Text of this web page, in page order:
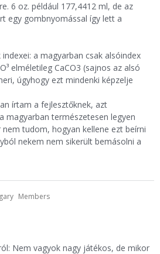
6 oz. például 177,4412 ml, de az
egy gombnyomással így lett a
a magyarban csak alsóindex
elméletileg CaCO3 (sajnos az alsó
úgyhogy ezt mindenki képzelje
írtam a fejlesztőknek, azt
magyarban természetesen legyen
tudom, hogyan kellene ezt beírni
nekem nem sikerült bemásolni a
Members
Nem vagyok nagy játékos, de mikor